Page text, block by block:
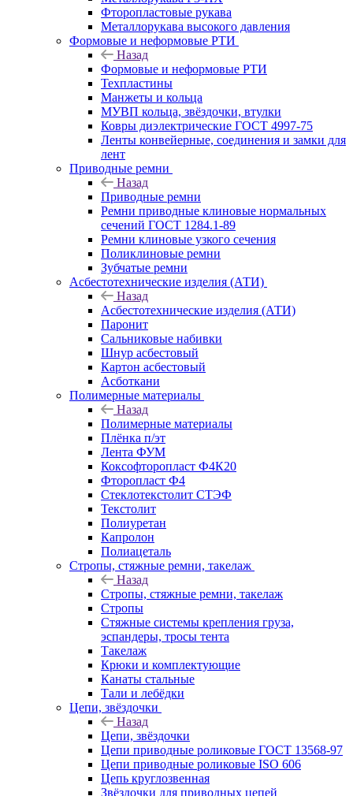
Фторопластовые рукава
Металлорукава высокого давления
Формовые и неформовые РТИ
Назад
Формовые и неформовые РТИ
Техпластины
Манжеты и кольца
МУВП кольца, звёздочки, втулки
Ковры диэлектрические ГОСТ 4997-75
Ленты конвейерные, соединения и замки для
лент
Приводные ремни
Назад
Приводные ремни
Ремни приводные клиновые нормальных
сечений ГОСТ 1284.1-89
Ремни клиновые узкого сечения
Поликлиновые ремни
Зубчатые ремни
Асбестотехнические изделия (АТИ)
Назад
Асбестотехнические изделия (АТИ)
Паронит
Сальниковые набивки
Шнур асбестовый
Картон асбестовый
Асботкани
Полимерные материалы
Назад
Полимерные материалы
Плёнка п/эт
Лента ФУМ
Коксофторопласт Ф4К20
Фторопласт Ф4
Стеклотекстолит СТЭФ
Текстолит
Полиуретан
Капролон
Полиацеталь
Стропы, стяжные ремни, такелаж
Назад
Стропы, стяжные ремни, такелаж
Стропы
Стяжные системы крепления груза,
эспандеры, тросы тента
Такелаж
Крюки и комплектующие
Канаты стальные
Тали и лебёдки
Цепи, звёздочки
Назад
Цепи, звёздочки
Цепи приводные роликовые ГОСТ 13568-97
Цепи приводные роликовые ISO 606
Цепь круглозвенная
Звёздочки для приводных цепей